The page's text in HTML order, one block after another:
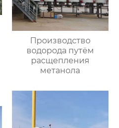
Производство
водорода путём
расщепления
метанола